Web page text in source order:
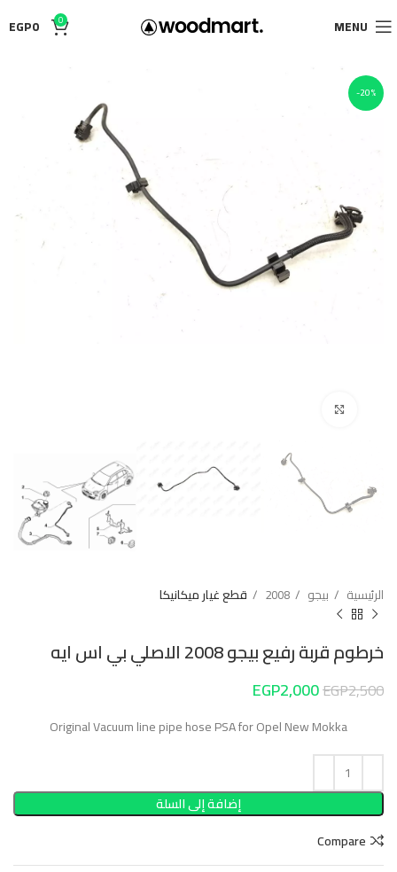
MENU
0
EGP0
-20%
الرئيسية بيجو 2008 قطع غيار ميكانيكا
خرطوم قربة رفيع بيجو 2008 الاصلي بي اس ايه
EGP2,500
EGP2,000
Original Vacuum line pipe hose PSA for Opel New Mokka
إضافة إلى السلة
Compare